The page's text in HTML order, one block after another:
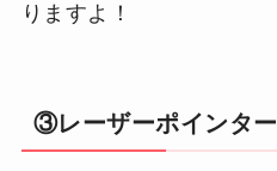
りますよ！
③レーザーポインター